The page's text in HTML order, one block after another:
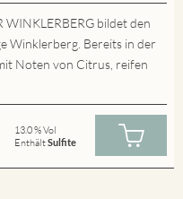
WINKLERBERG bildet den
Winklerberg. Bereits in der
Noten von Citrus, reifen
13.0 % Vol
EnthältSulfite